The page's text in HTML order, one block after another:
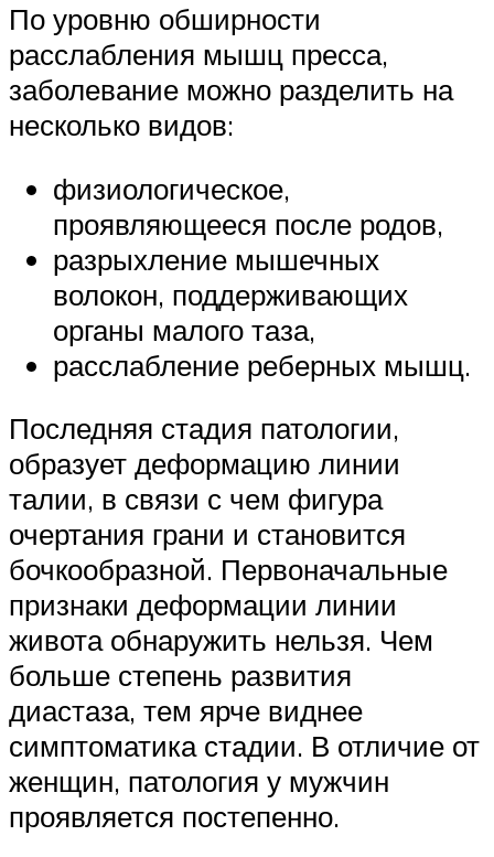
По уровню обширности
расслабления мышц пресса,
заболевание можно разделить на
несколько видов:
физиологическое,
проявляющееся после родов,
разрыхление мышечных
волокон, поддерживающих
органы малого таза,
расслабление реберных мышц.
Последняя стадия патологии,
образует деформацию линии
талии, в связи с чем фигура
очертания грани и становится
бочкообразной. Первоначальные
признаки деформации линии
живота обнаружить нельзя. Чем
больше степень развития
диастаза, тем ярче виднее
симптоматика стадии. В отличие от
женщин, патология у мужчин
проявляется постепенно.